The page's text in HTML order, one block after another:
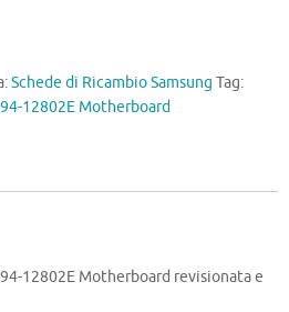
Schede di Ricambio Samsung Tag:
12802E Motherboard
12802E Motherboard revisionata e